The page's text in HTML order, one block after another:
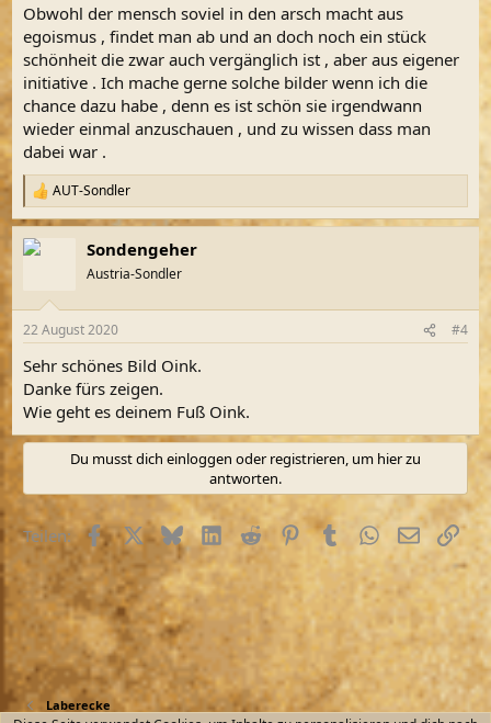
Obwohl der mensch soviel in den arsch macht aus
egoismus , findet man ab und an doch noch ein stück
schönheit die zwar auch vergänglich ist , aber aus eigener
initiative . Ich mache gerne solche bilder wenn ich die
chance dazu habe , denn es ist schön sie irgendwann
wieder einmal anzuschauen , und zu wissen dass man
dabei war .
R
e
a
k
e
:
AUT-Sondler
Sondengeher
Austria-Sondler
22 August 2020 #4
Sehr schönes Bild Oink.
Danke fürs zeigen.
Wie geht es deinem Fuß Oink.
Du musst dich einloggen oder registrieren, um hier zu
antworten.
Teilen: FacebookX (Twitter)
BlueskyLinkedIn
RedditPinterestTumblrWhatsApp
E-MailLink
Laberecke